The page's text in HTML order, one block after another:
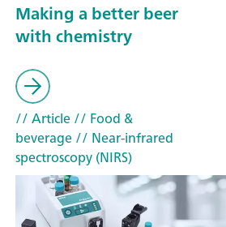
Making a better beer
with chemistry
// Article// Food &
beverage// Near-infrared
spectroscopy (NIRS)